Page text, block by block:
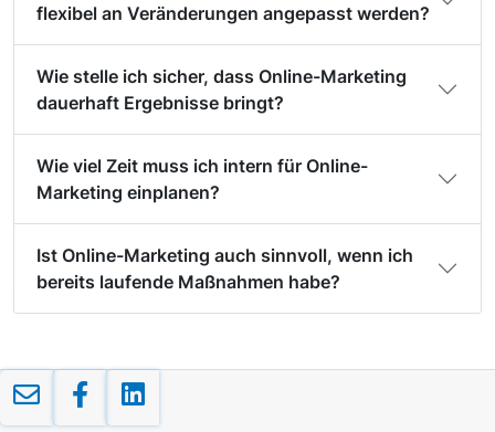
flexibel an Veränderungen angepasst werden?
Wie stelle ich sicher, dass Online-Marketing
dauerhaft Ergebnisse bringt?
Wie viel Zeit muss ich intern für Online-
Marketing einplanen?
Ist Online-Marketing auch sinnvoll, wenn ich
bereits laufende Maßnahmen habe?